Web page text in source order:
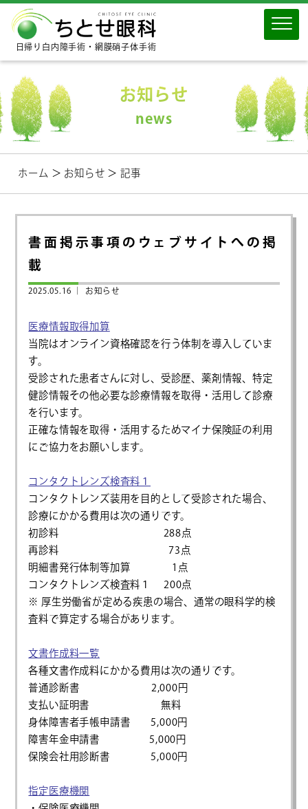
日帰り白内障手術・網膜硝子体手術
お知らせ
news
ホーム ＞ お知らせ ＞ 記事
書面掲示事項のウェブサイトへの掲
載
2025.05.16 ｜ お知らせ
医療情報取得加算
当院はオンライン資格確認を行う体制を導入していま
す。
受診された患者さんに対し、受診歴、薬剤情報、特定
健診情報その他必要な診療情報を取得・活用して診療
を行います。
正確な情報を取得・活用するためマイナ保険証の利用
にご協力をお願いします。
コンタクトレンズ検査料１
コンタクトレンズ装用を目的として受診された場合、
診療にかかる費用は次の通りです。
初診料 288点
再診料 73点
明細書発行体制等加算 1点
コンタクトレンズ検査料１ 200点
※ 厚生労働省が定める疾患の場合、通常の眼科学的検
査料で算定する場合があります。
文書作成料一覧
各種文書作成料にかかる費用は次の通りです。
普通診断書 2,000円
支払い証明書 無料
身体障害者手帳申請書 5,000円
障害年金申請書 5,000円
保険会社用診断書 5,000円
指定医療機関